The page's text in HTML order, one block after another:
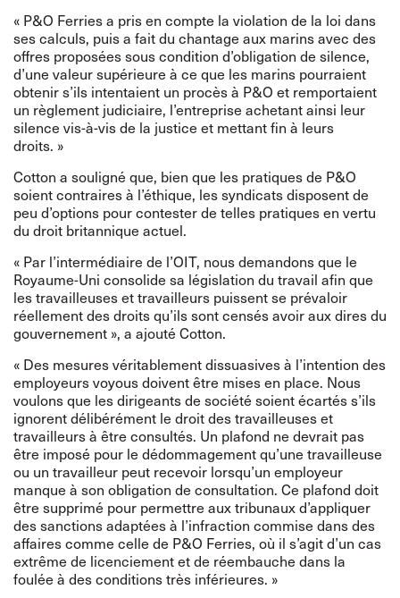
« P&O Ferries a pris en compte la violation de la loi dans
ses calculs, puis a fait du chantage aux marins avec des
offres proposées sous condition d’obligation de silence,
d’une valeur supérieure à ce que les marins pourraient
obtenir s’ils intentaient un procès à P&O et remportaient
un règlement judiciaire, l’entreprise achetant ainsi leur
silence vis-à-vis de la justice et mettant fin à leurs
droits. »
Cotton a souligné que, bien que les pratiques de P&O
soient contraires à l’éthique, les syndicats disposent de
peu d’options pour contester de telles pratiques en vertu
du droit britannique actuel.
« Par l’intermédiaire de l’OIT, nous demandons que le
Royaume-Uni consolide sa législation du travail afin que
les travailleuses et travailleurs puissent se prévaloir
réellement des droits qu’ils sont censés avoir aux dires du
gouvernement », a ajouté Cotton.
« Des mesures véritablement dissuasives à l’intention des
employeurs voyous doivent être mises en place. Nous
voulons que les dirigeants de société soient écartés s’ils
ignorent délibérément le droit des travailleuses et
travailleurs à être consultés. Un plafond ne devrait pas
être imposé pour le dédommagement qu’une travailleuse
ou un travailleur peut recevoir lorsqu’un employeur
manque à son obligation de consultation. Ce plafond doit
être supprimé pour permettre aux tribunaux d’appliquer
des sanctions adaptées à l’infraction commise dans des
affaires comme celle de P&O Ferries, où il s’agit d’un cas
extrême de licenciement et de réembauche dans la
foulée à des conditions très inférieures. »